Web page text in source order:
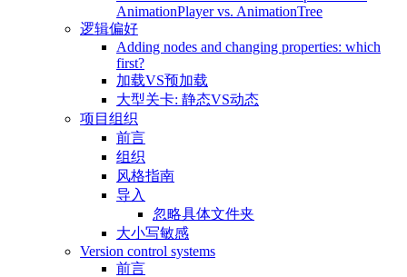
AnimationPlayer vs. AnimationTree
逻辑偏好
Adding nodes and changing properties: which
first?
加载VS预加载
大型关卡: 静态VS动态
项目组织
前言
组织
风格指南
导入
忽略具体文件夹
大小写敏感
Version control systems
前言